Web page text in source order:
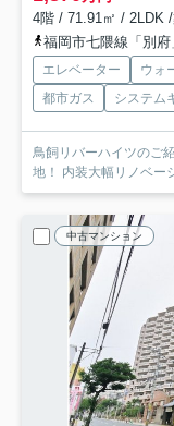
4階 / 71.91㎡ / 2LDK
福岡市七隈線「別
エレベーター ウォ
都市ガス
システム
鳥飼リバーハイツのご紹介です！ 七隈線「別府」
地！ 内装大幅リノベー
中古マンション